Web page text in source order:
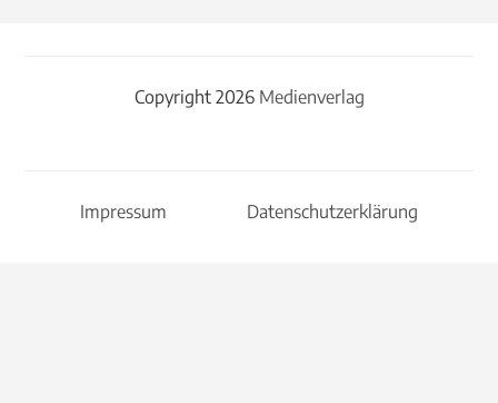
Copyright 2026 Medienverlag
Impressum Datenschutzerklärung